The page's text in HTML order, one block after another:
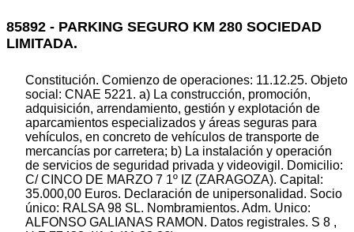
85892 - PARKING SEGURO KM 280 SOCIEDAD
LIMITADA.
Constitución. Comienzo de operaciones: 11.12.25. Objeto
social: CNAE 5221. a) La construcción, promoción,
adquisición, arrendamiento, gestión y explotación de
aparcamientos especializados y áreas seguras para
vehículos, en concreto de vehículos de transporte de
mercancías por carretera; b) La instalación y operación
de servicios de seguridad privada y videovigil. Domicilio:
C/ CINCO DE MARZO 7 1º IZ (ZARAGOZA). Capital:
35.000,00 Euros. Declaración de unipersonalidad. Socio
único: RALSA 98 SL. Nombramientos. Adm. Unico:
ALFONSO GALIANAS RAMON. Datos registrales. S 8 ,